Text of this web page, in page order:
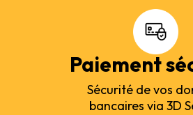
Paiement
Sécurité de vos
bancaires via 3D